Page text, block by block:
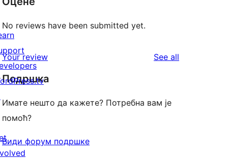
No reviews have been submitted yet.
Your review See all
Подршка
Имате нешто да кажете? Потребна вам је
помоћ?
Види форум подршке